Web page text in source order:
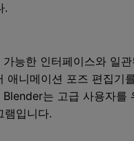
.
능한 인터페이스와 일
니메이션 포즈 편집기
는 고급 사용자를
램입니다.